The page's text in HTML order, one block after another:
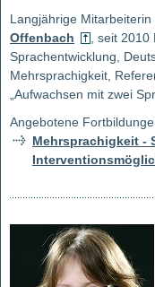
Langjährige Mitarbeiterin
Offenbach
, seit
Sprachentwicklung,
Mehrsprachigkeit,
„Aufwachsen mit zwei
Angebotene
Mehrsprachigkeit -